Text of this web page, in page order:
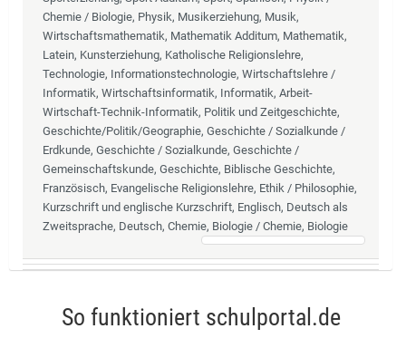
Chemie / Biologie, Physik, Musikerziehung, Musik,
Wirtschaftsmathematik, Mathematik Additum, Mathematik,
Latein, Kunsterziehung, Katholische Religionslehre,
Technologie, Informationstechnologie, Wirtschaftslehre /
Informatik, Wirtschaftsinformatik, Informatik, Arbeit-
Wirtschaft-Technik-Informatik, Politik und Zeitgeschichte,
Geschichte/Politik/Geographie, Geschichte / Sozialkunde /
Erdkunde, Geschichte / Sozialkunde, Geschichte /
Gemeinschaftskunde, Geschichte, Biblische Geschichte,
Französisch, Evangelische Religionslehre, Ethik / Philosophie,
Kurzschrift und englische Kurzschrift, Englisch, Deutsch als
Zweitsprache, Deutsch, Chemie, Biologie / Chemie, Biologie
So funktioniert schulportal.de